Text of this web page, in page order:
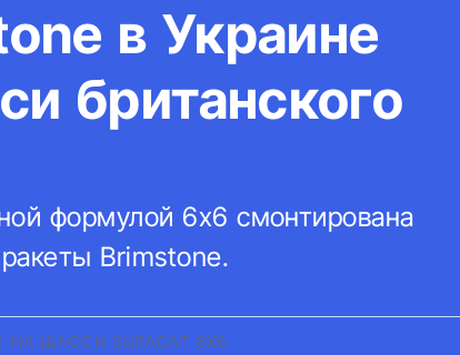
в Украине
британского
формулой 6х6 смонтирована
Brimstone.
НА ШАССИ SUPACAT 6X6